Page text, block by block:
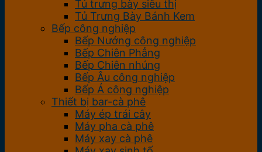
Tủ trưng bày siêu thị
Tủ Trưng Bày Bánh Kem
Bếp công nghiệp
Bếp Nướng công nghiệp
Bếp Chiên Phẳng
Bếp Chiên nhúng
Bếp Âu công nghiệp
Bếp Á công nghiệp
Thiết bị bar-cà phê
Máy ép trái cây
Máy pha cà phê
Máy xay cà phê